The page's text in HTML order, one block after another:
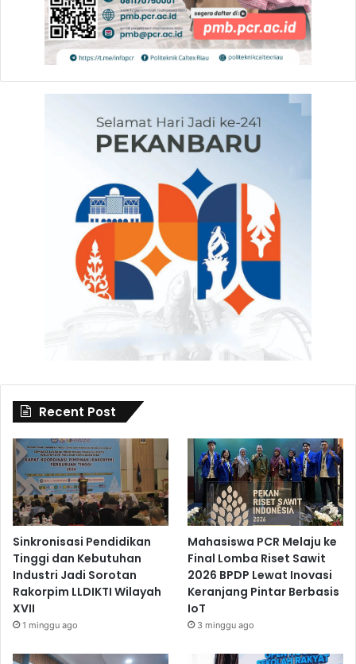
Recent Post
Sinkronisasi Pendidikan
Tinggi dan Kebutuhan
Industri Jadi Sorotan
Rakorpim LLDIKTI Wilayah
XVII
1 minggu ago
Mahasiswa PCR Melaju ke
Final Lomba Riset Sawit
2026 BPDP Lewat Inovasi
Keranjang Pintar Berbasis
IoT
3 minggu ago